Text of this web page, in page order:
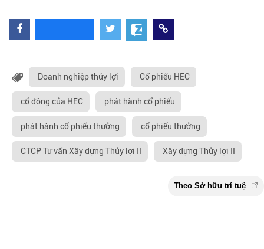
Doanh nghiệp thủy lợi Cổ phiếu HEC
cổ đông của HEC phát hành cổ phiếu
phát hành cổ phiếu thưởng cổ phiếu thưởng
CTCP Tư vấn Xây dựng Thủy lợi II Xây dựng Thủy lợi II